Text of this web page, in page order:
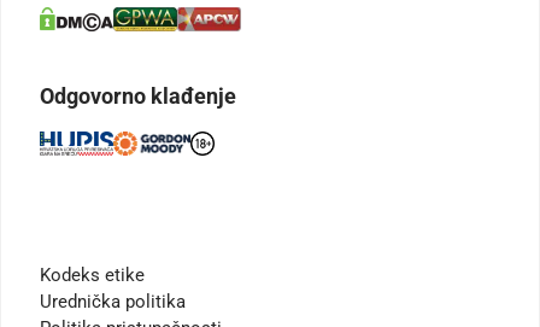
Odgovorno klađenje
Kodeks etike
Urednička politika